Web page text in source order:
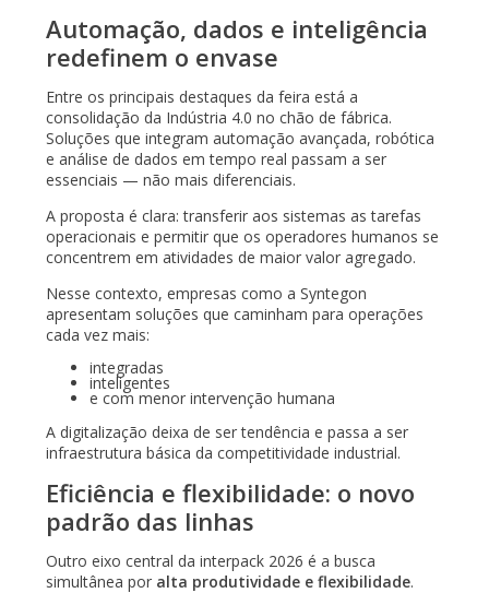
Automação, dados e inteligência
redefinem o envase
Entre os principais destaques da feira está a
consolidação da Indústria 4.0 no chão de fábrica.
Soluções que integram automação avançada, robótica
e análise de dados em tempo real passam a ser
essenciais — não mais diferenciais.
A proposta é clara: transferir aos sistemas as tarefas
operacionais e permitir que os operadores humanos se
concentrem em atividades de maior valor agregado.
Nesse contexto, empresas como a Syntegon
apresentam soluções que caminham para operações
cada vez mais:
integradas
inteligentes
e com menor intervenção humana
A digitalização deixa de ser tendência e passa a ser
infraestrutura básica da competitividade industrial.
Eficiência e flexibilidade: o novo
padrão das linhas
Outro eixo central da interpack 2026 é a busca
simultânea por alta produtividade e flexibilidade.